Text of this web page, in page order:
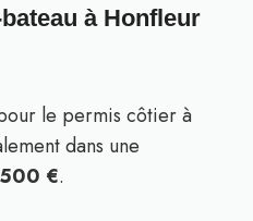
à Honfleur
le permis côtier à
dans une
€.